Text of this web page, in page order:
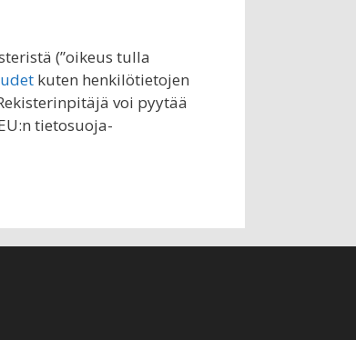
(”oikeus tulla
kuten henkilötietojen
voi pyytää
tietosuoja-